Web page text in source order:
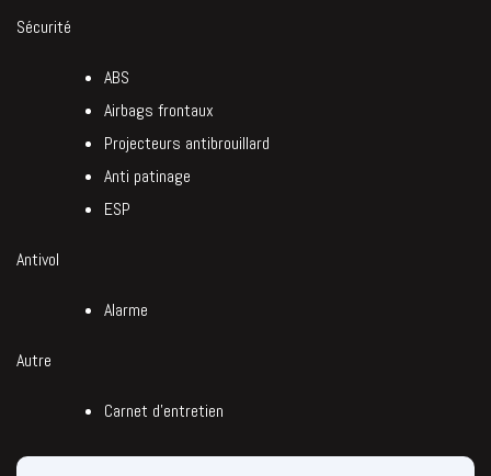
Sécurité
ABS
Airbags frontaux
Projecteurs antibrouillard
Anti patinage
ESP
Antivol
Alarme
Autre
Carnet d’entretien